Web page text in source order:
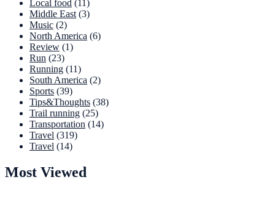
Local food (11)
Middle East (3)
Music (2)
North America (6)
Review (1)
Run (23)
Running (11)
South America (2)
Sports (39)
Tips&Thoughts (38)
Trail running (25)
Transportation (14)
Travel (319)
Travel (14)
Most Viewed